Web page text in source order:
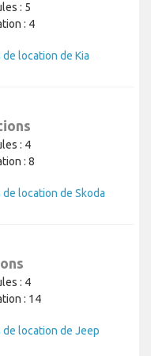
: 5
: 4
location de Kia
: 4
: 8
location de Skoda
: 4
: 14
location de Jeep